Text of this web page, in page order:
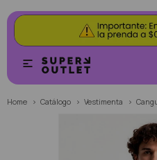

Home Catálogo Vestimenta